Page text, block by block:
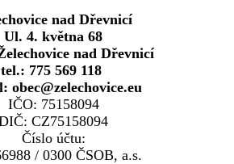
nad Dřevnicí
Ul. 4. května 68
nad Dřevnicí
tel.: 775 569 118
obec@zelechovice.eu
IČO: 75158094
CZ75158094
Číslo účtu:
/ 0300 ČSOB, a.s.